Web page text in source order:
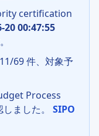
certification
20 00:47:55
69 件、対象予
Process
ました。 SIPO